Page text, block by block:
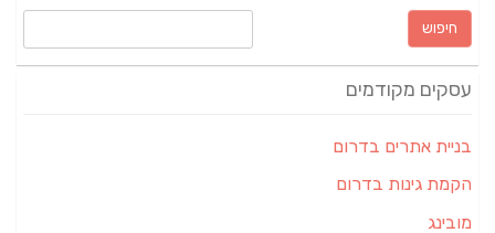
חיפוש:
עסקים מקודמים
בניית אתרים בדרום
הקמת גינות בדרום
מובינג